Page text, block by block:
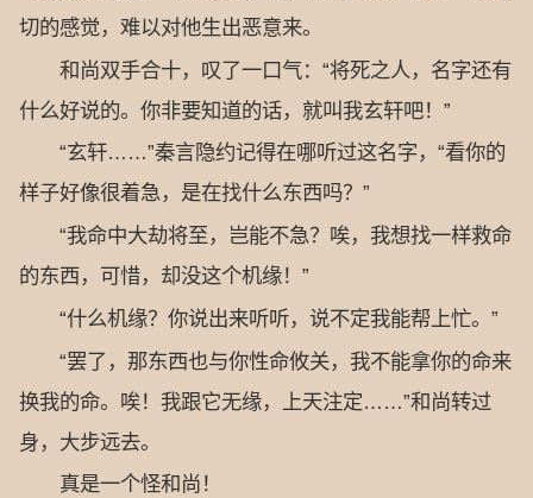
切的感觉，难以对他生出恶意来。
和尚双手合十，叹了一口气：“将死之人，名字还有
什么好说的。你非要知道的话，就叫我玄轩吧！”
“玄轩……”秦言隐约记得在哪听过这名字，“看你的
样子好像很着急，是在找什么东西吗？”
“我命中大劫将至，岂能不急？唉，我想找一样救命
的东西，可惜，却没这个机缘！”
“什么机缘？你说出来听听，说不定我能帮上忙。”
“罢了，那东西也与你性命攸关，我不能拿你的命来
换我的命。唉！我跟它无缘，上天注定……”和尚转过
身，大步远去。
真是一个怪和尚！